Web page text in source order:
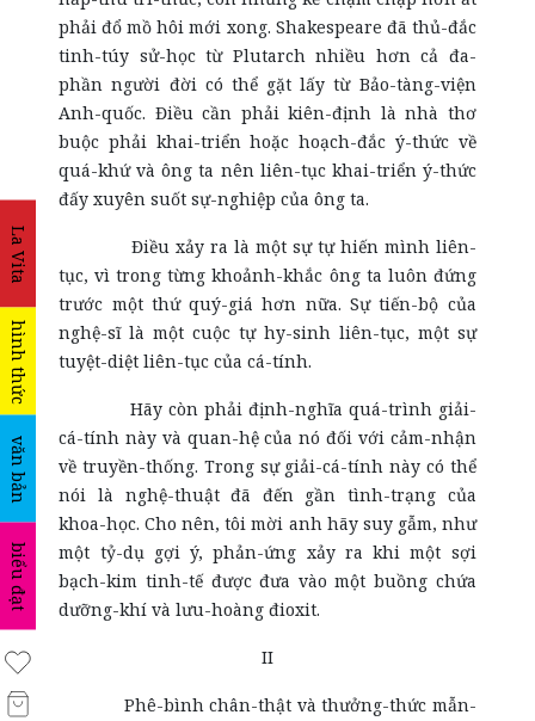
La Vita
hình thức
văn bản
biểu đạt
phải đổ mồ hôi mới xong. Shakespeare đã thủ-đắc
tinh-túy sử-học từ Plutarch nhiều hơn cả đa-
phần người đời có thể gặt lấy từ Bảo-tàng-viện
Anh-quốc. Điều cần phải kiên-định là nhà thơ
buộc phải khai-triển hoặc hoạch-đắc ý-thức về
quá-khứ và ông ta nên liên-tục khai-triển ý-thức
đấy xuyên suốt sự-nghiệp của ông ta.
Điều xảy ra là một sự tự hiến mình liên-
tục, vì trong từng khoảnh-khắc ông ta luôn đứng
trước một thứ quý-giá hơn nữa. Sự tiến-bộ của
nghệ-sĩ là một cuộc tự hy-sinh liên-tục, một sự
tuyệt-diệt liên-tục của cá-tính.
Hãy còn phải định-nghĩa quá-trình giải-
cá-tính này và quan-hệ của nó đối với cảm-nhận
về truyền-thống. Trong sự giải-cá-tính này có thể
nói là nghệ-thuật đã đến gần tình-trạng của
khoa-học. Cho nên, tôi mời anh hãy suy gẫm, như
một tỷ-dụ gợi ý, phản-ứng xảy ra khi một sợi
bạch-kim tinh-tế được đưa vào một buồng chứa
dưỡng-khí và lưu-hoàng đioxit.
II
Phê-bình chân-thật và thưởng-thức mẫn-